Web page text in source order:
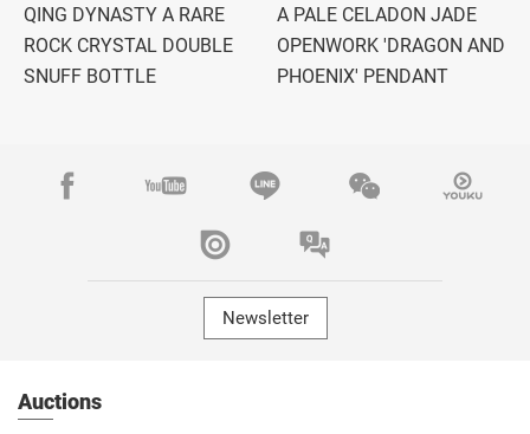
QING DYNASTY A RARE
ROCK CRYSTAL DOUBLE
SNUFF BOTTLE
A PALE CELADON JADE
OPENWORK 'DRAGON AND
PHOENIX' PENDANT
Newsletter
Auctions